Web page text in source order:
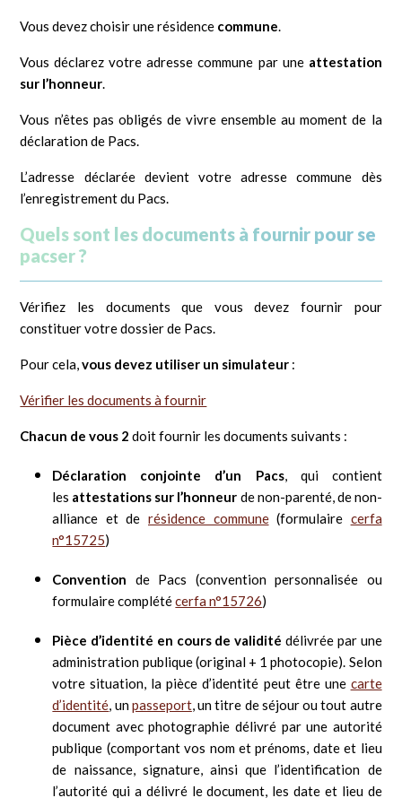
Vous devez choisir unerésidence commune.
Vous déclarez votre adresse commune par une attestation
sur l’honneur.
Vous n’êtes pas obligés de vivre ensemble au moment de la
déclaration de Pacs.
L’adresse déclarée devient votre adresse commune dès
l’enregistrement du Pacs.
Quels sont les documents à fournir pour se
pacser ?
Vérifiez les documents que vous devez fournir pour
constituer votre dossier de Pacs.
Pour cela,vous devez utiliser un simulateur :
Vérifier les documents à fournir
Chacun de vous 2 doit fournir les documents suivants :
Déclaration conjointe d’un Pacs, qui contient
les attestations sur l’honneur de non-parenté, de non-
alliance et de résidence commune(formulaire cerfa
n°15725)
Convention de Pacs (convention personnalisée ou
formulaire complétécerfa n°15726)
Pièce d’identité en cours de validité délivrée par une
administration publique (original + 1 photocopie). Selon
votre situation, la pièce d’identité peut être une carte
d’identité, unpasseport, un titre de séjour ou tout autre
document avec photographie délivré par une autorité
publique (comportant vos nom et prénoms, date et lieu
de naissance, signature, ainsi que l’identification de
l’autorité qui a délivré le document, les date et lieu de